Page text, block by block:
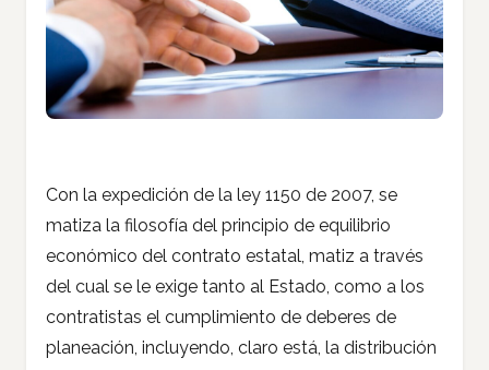
Con la expedición de la ley 1150 de 2007, se
matiza la filosofía del principio de equilibrio
económico del contrato estatal, matiz a través
del cual se le exige tanto al Estado, como a los
contratistas el cumplimiento de deberes de
planeación, incluyendo, claro está, la distribución